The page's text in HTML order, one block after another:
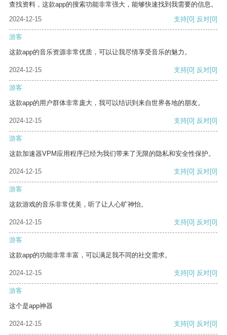
查找资料，这款app的搜索功能非常强大，能够快速找到我需要的信息。
2024-12-15
支持[0] 反对[0]
游客
这款app的音乐资源非常优质，可以让我尽情享受音乐的魅力。
2024-12-15 支持[0] 反对[0]
游客
这款app的用户群体非常庞大，我可以结识到来自世界各地的朋友。
2024-12-15 支持[0] 反对[0]
游客
这款加速器VPM应用程序已经为我们带来了无限的隐私和安全性保护。
2024-12-15 支持[0] 反对[0]
游客
这款游戏的音乐非常优美，听了让人心旷神怡。
2024-12-15 支持[0] 反对[0]
游客
这款app的功能非常丰富，可以满足我不同的社交需求。
2024-12-15 支持[0] 反对[0]
游客
这个是app神器
2024-12-15 支持[0] 反对[0]